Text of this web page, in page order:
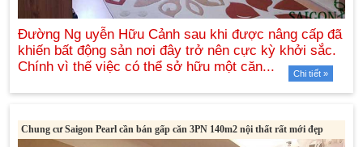
Chi tiết »
Chung cư Saigon Pearl cần bán gấp căn 3PN 140m2 nội thất rất mới đẹp